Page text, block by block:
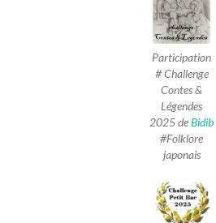
Participation
# Challenge
Contes &
Légendes
2025deBidib
#Folklore
japonais